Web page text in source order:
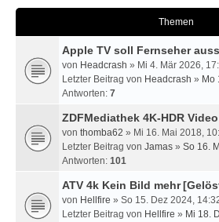
Themen
Apple TV soll Fernseher
von Headcrash » Mi 4. Mär 2026,
Letzter Beitrag von Headcrash » Mo
Antworten: 7
ZDFMediathek 4K-HDR
von thomba62 » Mi 16. Mai 2018,
Letzter Beitrag von Jamas » So 16.
Antworten: 101
ATV 4k Kein Bild mehr
von Hellfire » So 15. Dez 2024,
Letzter Beitrag von Hellfire » Mi 18.